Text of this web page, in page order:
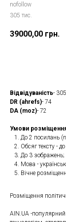
nofollow
305 тис.
39000,00 грн.
Відвідуваність-
DR (ahrefs)- 74
DA (moz)- 72
Умови
До 2 посилань
Обсяг тексту -
До 3 зображень;
Мова -
Вічне
Розміщення
AIN.UA -